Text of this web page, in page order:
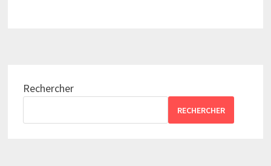
Rechercher
RECHERCHER